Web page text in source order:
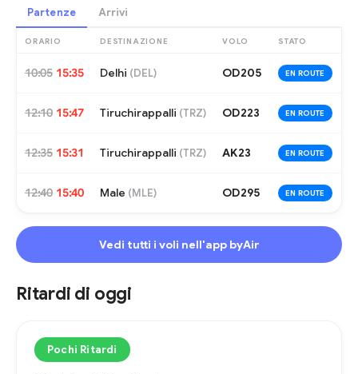
Partenze Arrivi
ORARIO DESTINAZIONE VOLO STATO
10:05 15:35 Delhi (DEL) OD205 EN ROUTE
12:10 15:47 Tiruchirappalli (TRZ) OD223 EN ROUTE
12:35 15:31 Tiruchirappalli (TRZ) AK23 EN ROUTE
12:40 15:40 Male (MLE) OD295 EN ROUTE
Vedi tutti i voli nell'app byAir
Ritardi di oggi
Pochi Ritardi